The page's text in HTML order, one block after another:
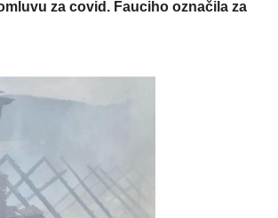
za covid. Fauciho označila za